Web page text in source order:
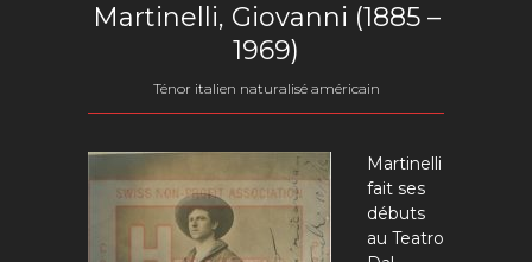
Martinelli, Giovanni (1885 –
1969)
Ténor italien naturalisé américain
Martinelli
fait ses
débuts
au Teatro